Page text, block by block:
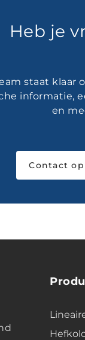
Heb je
staat klaar
informatie,
en
Contact